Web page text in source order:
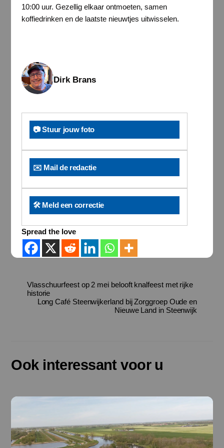
10:00 uur. Gezellig elkaar ontmoeten, samen
koffiedrinken en de laatste nieuwtjes uitwisselen.
Dirk Brans
📷 Stuur jouw foto
✉️ Mail de redactie
🛠️ Meld een correctie
Spread the love
Vlasschuurfeest op 2 mei belooft knalfeest met rijke
historie
Long Café Steenwijkerland bij Zorggroep Oude en
Nieuwe Land in Steenwijk
Ook interessant voor u